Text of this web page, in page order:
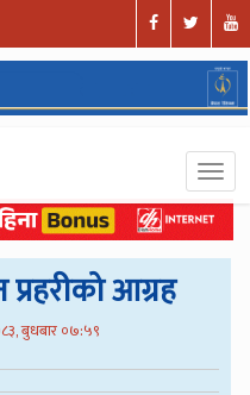
आग्रह
बुधबार ०७:५९